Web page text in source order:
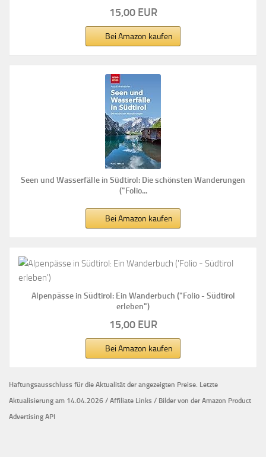
15,00 EUR
Bei Amazon kaufen
Seen und Wasserfälle in Südtirol: Die schönsten Wanderungen
("Folio...
Bei Amazon kaufen
Alpenpässe in Südtirol: Ein Wanderbuch ("Folio - Südtirol
erleben")
15,00 EUR
Bei Amazon kaufen
Haftungsausschluss für die Aktualität der angezeigten Preise. Letzte
Aktualisierung am 14.04.2026 / Affiliate Links / Bilder von der Amazon Product
Advertising API